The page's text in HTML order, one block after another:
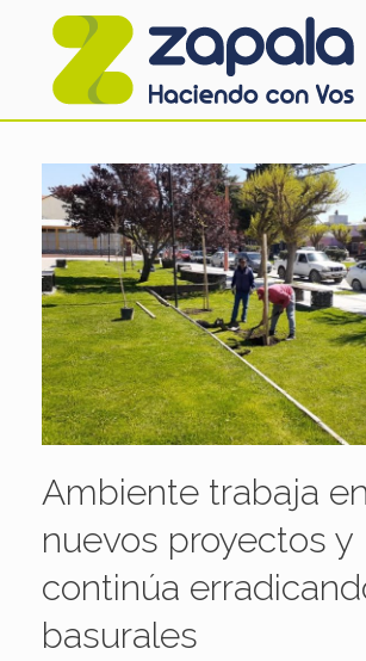
Ambiente trabaja en
nuevos proyectos y
continúa
basurales